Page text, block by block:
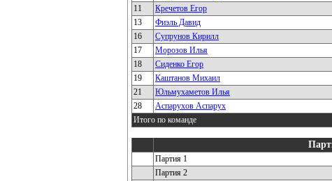
11 Кречетов Егор
13 Фиэль Давид
16 Супрунов Кирилл
17 Морозов Илья
18 Сиденко Егор
19 Каштанов Михаил
21 Юльмухаметов Илья
28 Аспарухов Аспарух
Итого по команде
Партия 1
Партия 2